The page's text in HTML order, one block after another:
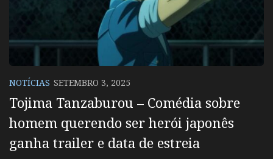
NOTÍCIAS SETEMBRO 3, 2025
Tojima Tanzaburou – Comédia sobre
homem querendo ser herói japonês
ganha trailer e data de estreia